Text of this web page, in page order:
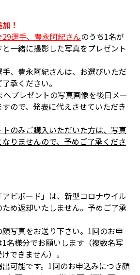
！
選手、豊永阿紀さんのうち1名が
一緒に撮影した写真をプレゼント
、豊永阿紀さんは、お選びいただ
承ください。
プレゼントの写真画像を後日メー
ので、発表に代えさせていただき
のみご購入いただいた方は、写真
りませんので、予めご了承くださ
ビボード」は、新型コロナウイル
め返却いたしません。予めご了承
写真をお送り下さい。1回のお申
名様分でお願いします（複数名写
できません）。
可能です。1回のお申込みにつき顔